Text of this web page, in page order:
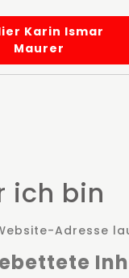
Karin Ismar
Maurer
ich bin
Adresse